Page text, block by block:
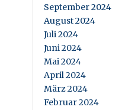
September 2024
August 2024
Juli 2024
Juni 2024
Mai 2024
April 2024
März 2024
Februar 2024